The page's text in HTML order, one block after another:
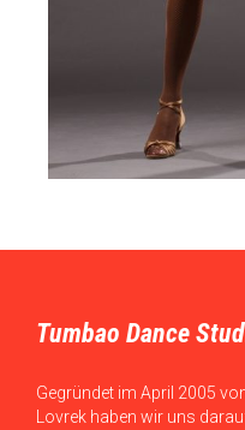
Tumbao Dance
Gegründet im April 2005
Lovrek haben wir uns